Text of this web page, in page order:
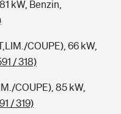
kW, Benzin,
COUPE), 66 kW,
/ 318)
COUPE), 85 kW,
/ 319)